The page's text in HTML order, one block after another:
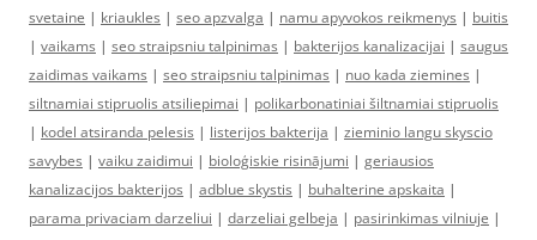
svetaine | kriaukles | seo apzvalga | namu apyvokos reikmenys | buitis
| vaikams | seo straipsniu talpinimas | bakterijos kanalizacijai | saugus
zaidimas vaikams | seo straipsniu talpinimas | nuo kada ziemines |
siltnamiai stipruolis atsiliepimai | polikarbonatiniai šiltnamiai stipruolis
| kodel atsiranda pelesis | listerijos bakterija | zieminio langu skyscio
savybes | vaiku zaidimui | bioloģiskie risinājumi | geriausios
kanalizacijos bakterijos | adblue skystis | buhalterine apskaita |
parama privaciam darzeliui | darzeliai gelbeja | pasirinkimas vilniuje |